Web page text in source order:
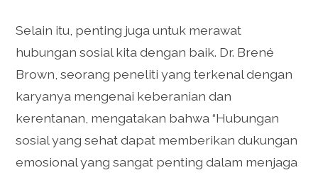
Selain itu, penting juga untuk merawat
hubungan sosial kita dengan baik. Dr. Brené
Brown, seorang peneliti yang terkenal dengan
karyanya mengenai keberanian dan
kerentanan, mengatakan bahwa “Hubungan
sosial yang sehat dapat memberikan dukungan
emosional yang sangat penting dalam menjaga